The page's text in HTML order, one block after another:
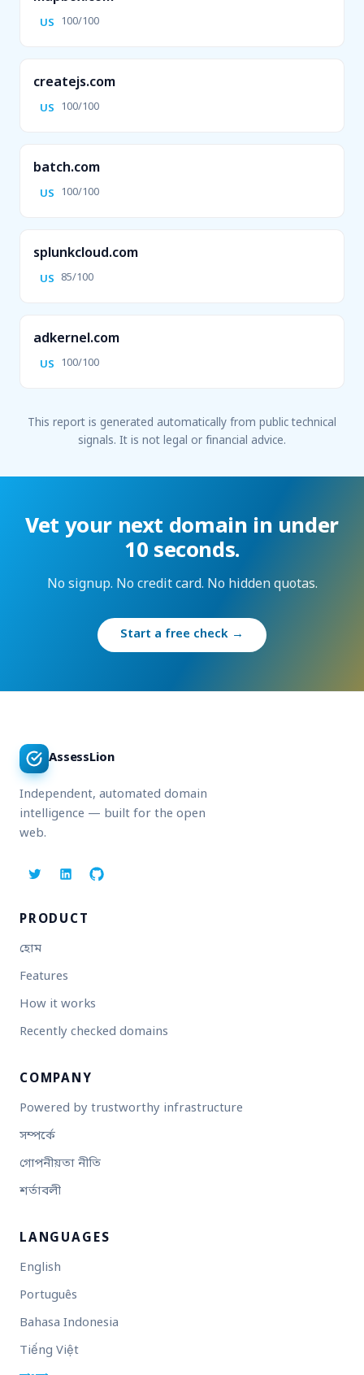
US 100/100
createjs.com
US 100/100
batch.com
US 100/100
splunkcloud.com
US 85/100
adkernel.com
US 100/100
This report is generated automatically from public technical
signals. It is not legal or financial advice.
Vet your next domain in under
10 seconds.
No signup. No credit card. No hidden quotas.
Start a free check →
AssessLion
Independent, automated domain
intelligence — built for the open
web.
PRODUCT
হোম
Features
How it works
Recently checked domains
COMPANY
Powered by trustworthy infrastructure
সম্পর্কে
গোপনীয়তা নীতি
শর্তাবলী
LANGUAGES
English
Português
Bahasa Indonesia
Tiếng Việt